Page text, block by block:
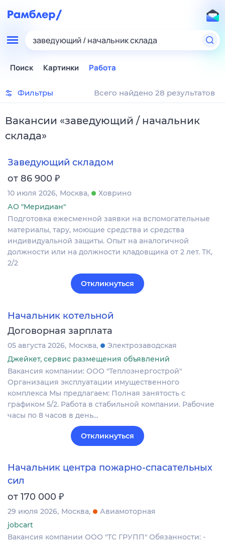
заведующий / начальник склада
Поиск Картинки Работа
Фильтры Всего найдено 28 результатов
Вакансии «заведующий / начальник
склада»
Заведующий складом
от 86 900 ₽
10 июля 2026 Москва
Ховрино
АО "Меридиан"
Подготовка ежесменной заявки на вспомогательные
материалы, тару, моющие средства и средства
индивидуальной защиты. Опыт на аналогичной
должности или на должности кладовщика от 2 лет. ТК,
2/2
Откликнуться
Начальник котельной
Договорная зарплата
05 августа 2026 Москва
Электрозаводская
Джейкет, сервис размещения объявлений
Вакансия компании: ООО "Теплоэнергострой"
Организация эксплуатации имущественного
комплекса Мы предлагаем: Полная занятость с
графиком 5/2. Работа в стабильной компании. Рабочие
часы по 8 часов в день…
Откликнуться
Начальник центра пожарно-спасательных
сил
от 170 000 ₽
29 июля 2026 Москва
Авиамоторная
jobcart
Вакансия компании ООО "ТС ГРУПП" Обязанности: -